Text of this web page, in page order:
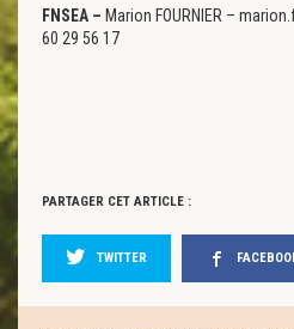
FNSEA – Marion FOURNIER –
60 29 56 17
PARTAGER CET ARTICLE :
TWITTER